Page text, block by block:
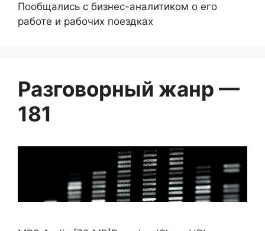
Пообщались с бизнес-аналитиком о его
работе и рабочих поездках
Разговорный жанр —
181